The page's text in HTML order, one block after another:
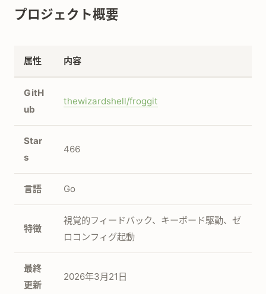
プロジェクト概要
属性 内容
GitH
ub
thewizardshell/froggit
Star
s
466
言語 Go
特徴
視覚的フィードバック、キーボード駆動、ゼ
ロコンフィグ起動
最終
更新
2026年3月21日